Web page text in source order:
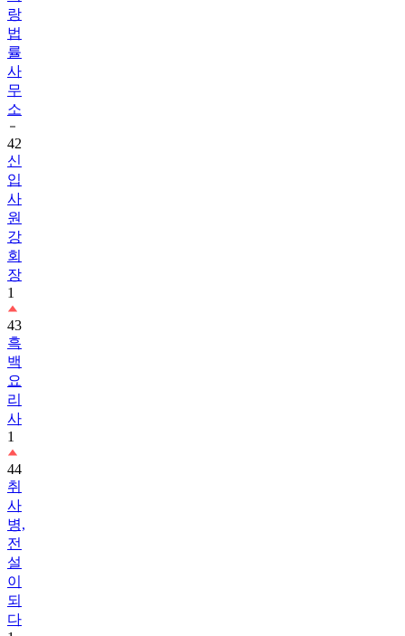
랑
법
률
사
무
소
42
신
입
사
원
강
회
장
1
43
흑
백
요
리
사
1
44
취
사
병,
전
설
이
되
다